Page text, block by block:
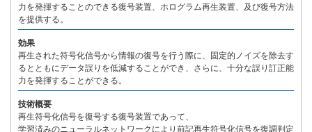
力を発揮することのできる復号装置、ホログラム再生装置、及び復号方法
を提供する。
効果
再生された符号化信号から情報の復号を行う際に、固定的ノイズを除去す
るとともにデータ誤りを低減することができ、さらに、十分な誤り訂正能
力を発揮することができる。
技術概要
再生符号化信号を復号する復号装置であって、
学習済みのニューラルネットワークにより前記再生符号化信号を復調判定